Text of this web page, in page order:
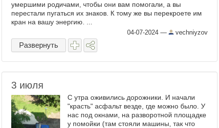
умершими родичами, чтобы они вам помогали, а вы
перестали пугаться их знаков. К тому же вы перекроете им
кран на вашу энергию. ...
04-07-2024 — vechniyzov
Развернуть
3 июля
С утра оживились дорожники. И начали
"красть" асфальт везде, где можно было. У
нас под окнами, на разворотной площадке
у помойки (там стояли машины, так что